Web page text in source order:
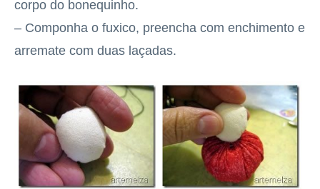
corpo do bonequinho.
– Componha o fuxico, preencha com enchimento e
arremate com duas laçadas.